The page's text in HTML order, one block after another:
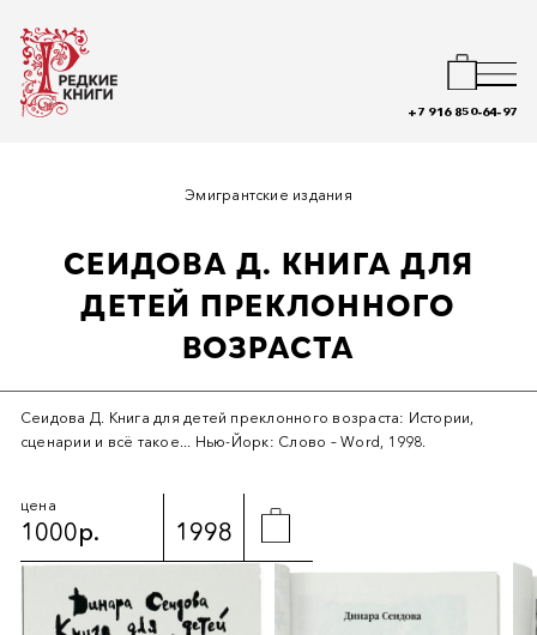
+7 916 850-64-97
Эмигрантские издания
СЕИДОВА Д. КНИГА ДЛЯ
ДЕТЕЙ ПРЕКЛОННОГО
ВОЗРАСТА
Сеидова Д. Книга для детей преклонного возраста: Истории,
сценарии и всё такое... Нью-Йорк: Слово – Word, 1998.
цена
1000р. 1998